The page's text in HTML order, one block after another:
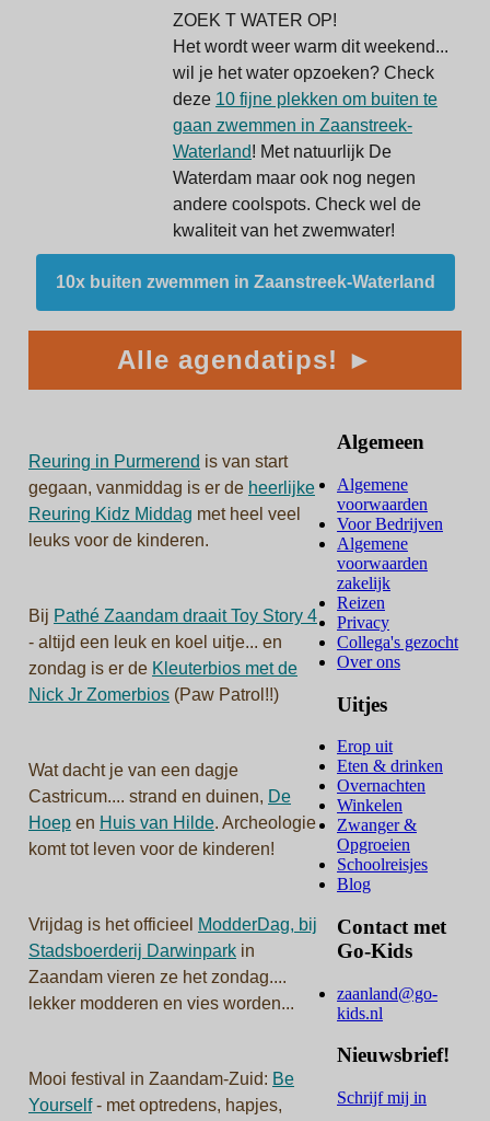
ZOEK T WATER OP!
Het wordt weer warm dit weekend...
wil je het water opzoeken? Check
deze 10 fijne plekken om buiten te
gaan zwemmen in Zaanstreek-
Waterland! Met natuurlijk De
Waterdam maar ook nog negen
andere coolspots. Check wel de
kwaliteit van het zwemwater!
10x buiten zwemmen in Zaanstreek-Waterland
Alle agendatips! ►
Reuring in Purmerend is van start
gegaan, vanmiddag is er de heerlijke
Reuring Kidz Middag met heel veel
leuks voor de kinderen.
Bij Pathé Zaandam draait Toy Story 4
- altijd een leuk en koel uitje... en
zondag is er de Kleuterbios met de
Nick Jr Zomerbios (Paw Patrol!!)
Wat dacht je van een dagje
Castricum.... strand en duinen, De
Hoep en Huis van Hilde. Archeologie
komt tot leven voor de kinderen!
Vrijdag is het officieel ModderDag, bij
Stadsboerderij Darwinpark in
Zaandam vieren ze het zondag....
lekker modderen en vies worden...
Mooi festival in Zaandam-Zuid: Be
Yourself- met optredens, hapjes,
Algemeen
Algemene
voorwaarden
Voor Bedrijven
Algemene
voorwaarden
zakelijk
Reizen
Privacy
Collega's gezocht
Over ons
Uitjes
Erop uit
Eten & drinken
Overnachten
Winkelen
Zwanger &
Opgroeien
Schoolreisjes
Blog
Contact met
Go-Kids
zaanland@go-
kids.nl
Nieuwsbrief!
Schrijf mij in